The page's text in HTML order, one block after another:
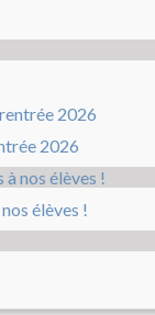
2026
élèves !